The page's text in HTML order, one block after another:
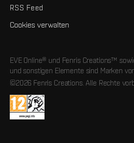
RSS Feed
Cookies verwalten
EVE Online® und Fenris Creations™
und sonstigen Elemente sind Marken
©2026 Fenris Creations. Alle Rechte